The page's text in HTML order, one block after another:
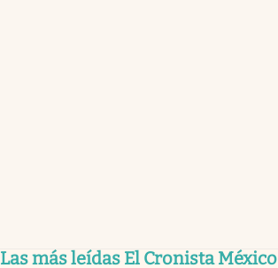
Las más leídas El Cronista México